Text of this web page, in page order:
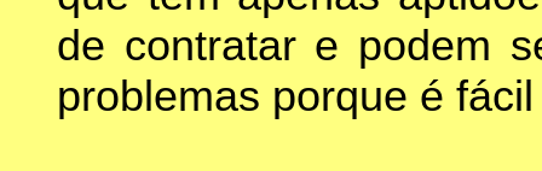
de contratar e podem
problemas porque é